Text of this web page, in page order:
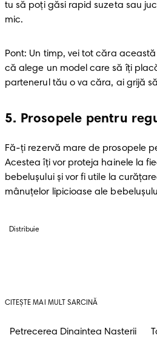
tu să poţi găsi rapid suzeta sau
mic.
Pont: Un timp, vei tot căra
că alege un model care să îţi
partenerul tău o va căra, ai grijă
5. Prosopele pentru
Fă-ţi rezervă mare de prosopele
Acestea îţi vor proteja hainele la
bebeluşului şi vor fi utile la
mânuţelor lipicioase ale
Distribuie
CITEȘTE MAI MULT SARCINĂ
Petrecerea Dinaintea Nasterii